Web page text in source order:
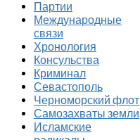
Партии
Международные
связи
Хронология
Консульства
Криминал
Севастополь
Черноморский флот
Самозахваты земли
Исламские